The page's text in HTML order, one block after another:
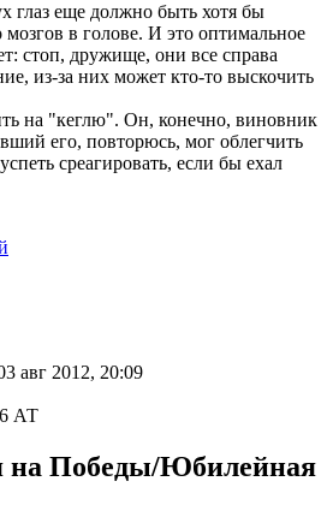
глаз еще должно быть хотя бы
мозгов в голове. И это оптимальное
стоп, дружище, они все справа
из-за них может кто-то выскочить
на "кеглю". Он, конечно, виновник
его, повторюсь, мог облегчить
среагировать, если бы ехал
авг 2012, 20:09
АТ
на Победы/Юбилейная